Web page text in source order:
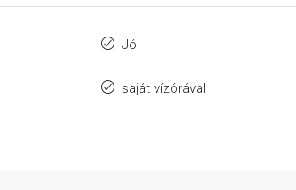
Jó
saját vízórával